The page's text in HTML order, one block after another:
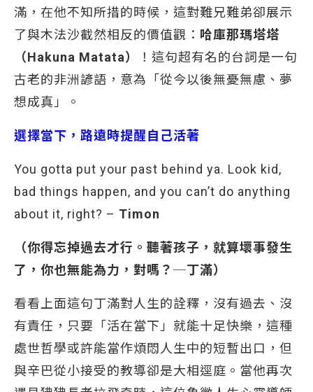
滿，在他不知所措的時候，這對難兄難弟卻展示
了與木法沙截然相反的價值觀： 哈庫那瑪塔塔
（Hakuna Matata）
！這句超有名的台詞是一句
古老的非洲諺語，意為「從今以後無憂無慮、夢
想成真」。
選擇當下，路遠時提醒自己活著
You gotta put your past behind ya. Look kid,
bad things happen, and you can’t do anything
about it, right? – Timon
（你得忘掉過去才行。聽著孩子，就算壞事發生
了，你也無能為力，對嗎 ？─丁滿）
看看上面這句丁滿對人生的詮釋，沒有過去、沒
有責任，只要「活在當下」就能十足快樂，這種
處世哲學或許能當作煩悶人生中的短暫出口，但
與辛巴從小接受的教導卻是大相逕庭。當他再次